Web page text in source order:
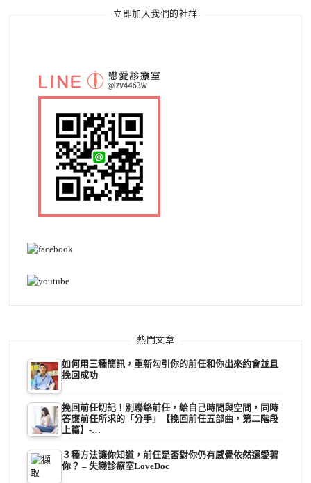
立即加入我們的社群
熱門文章
如何用三種簡訊，重新勾引你的前任和你出來約會並且
挽回成功
挽回前任切記！別聯絡前任，給自己時間與空間，同時
答應前任所求的「分手」【挽回前任五部曲，第二階段
上篇】-…
３種方法讓你知道，前任是否對你仍有感覺依然還愛著
你？ – 失戀診療室LoveDoc